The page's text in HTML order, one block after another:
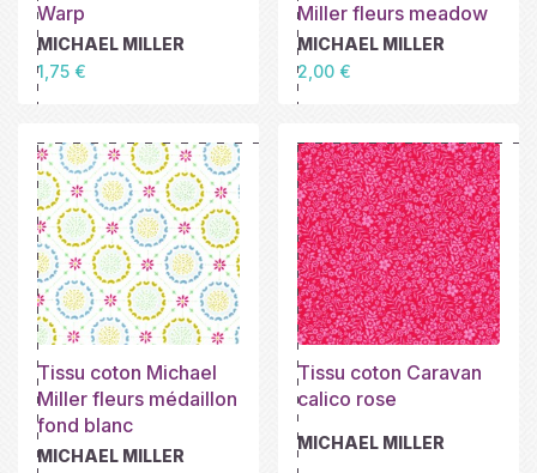
Warp
MICHAEL MILLER
Prix
1,75 €
Miller fleurs meadow
MICHAEL MILLER
Prix
2,00 €
Tissu coton Michael
Miller fleurs médaillon
fond blanc
MICHAEL MILLER
Tissu coton Caravan
calico rose
MICHAEL MILLER